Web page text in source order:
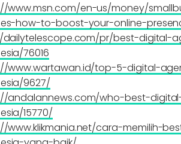
www.msn.com/en-us/money/
how-to-boost-your-online-
pr/best-digital-
76016
www.wartawan.id/top-5-digital-
9627/
andalannews.com/who-best-
15770/
www.klikmania.net/cara-memilih-